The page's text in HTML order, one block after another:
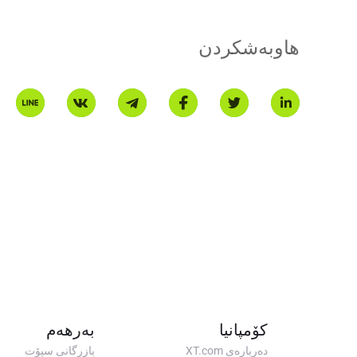
هاوبەشکردن
کۆمپانیا
دەربارەی XT.com
بەرهەم
بازرگانی سپۆت